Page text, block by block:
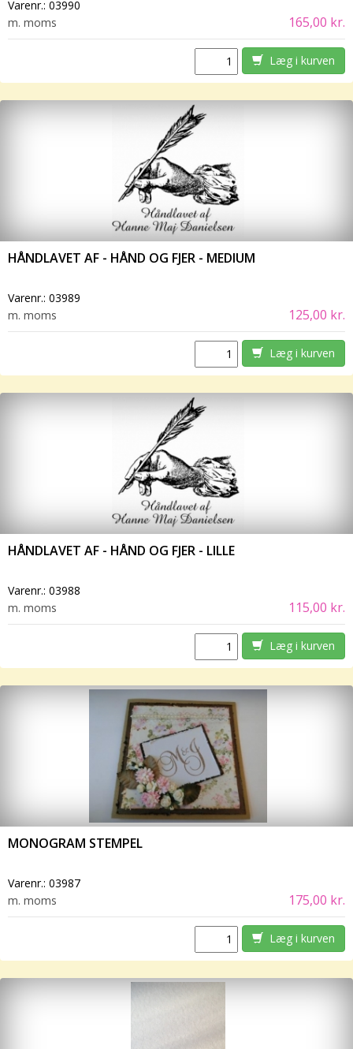
Varenr.: 03990
m. moms
165,00 kr.
Læg i kurven
HÅNDLAVET AF - HÅND OG FJER - MEDIUM
Varenr.: 03989
m. moms
125,00 kr.
Læg i kurven
HÅNDLAVET AF - HÅND OG FJER - LILLE
Varenr.: 03988
m. moms
115,00 kr.
Læg i kurven
MONOGRAM STEMPEL
Varenr.: 03987
m. moms
175,00 kr.
Læg i kurven